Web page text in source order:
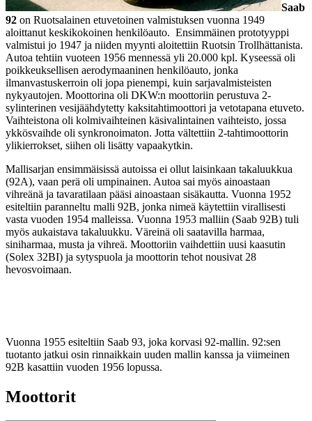
Saab
92 on Ruotsalainen etuvetoinen valmistuksen vuonna 1949
aloittanut keskikokoinen henkilöauto. Ensimmäinen prototyyppi
valmistui jo 1947 ja niiden myynti aloitettiin Ruotsin Trollhättanista.
Autoa tehtiin vuoteen 1956 mennessä yli 20.000 kpl. Kyseessä oli
poikkeuksellisen aerodymaaninen henkilöauto, jonka
ilmanvastuskerroin oli jopa pienempi, kuin sarjavalmisteisten
nykyautojen. Moottorina oli DKW:n moottoriin perustuva 2-
sylinterinen vesijäähdytetty kaksitahtimoottori ja vetotapana etuveto.
Vaihteistona oli kolmivaihteinen käsivalintainen vaihteisto, jossa
ykkösvaihde oli synkronoimaton. Jotta vältettiin 2-tahtimoottorin
ylikierrokset, siihen oli lisätty vapaakytkin.
Mallisarjan ensimmäisissä autoissa ei ollut laisinkaan takaluukkua
(92A), vaan perä oli umpinainen. Autoa sai myös ainoastaan
vihreänä ja tavaratilaan pääsi ainoastaan sisäkautta. Vuonna 1952
esiteltiin paranneltu malli 92B, jonka nimeä käytettiin virallisesti
vasta vuoden 1954 malleissa. Vuonna 1953 malliin (Saab 92B) tuli
myös aukaistava takaluukku. Väreinä oli saatavilla harmaa,
siniharmaa, musta ja vihreä. Moottoriin vaihdettiin uusi kaasutin
(Solex 32BI) ja sytyspuola ja moottorin tehot nousivat 28
hevosvoimaan.
Vuonna 1955 esiteltiin Saab 93, joka korvasi 92-mallin. 92:sen
tuotanto jatkui osin rinnaikkain uuden mallin kanssa ja viimeinen
92B kasattiin vuoden 1956 lopussa.
Moottorit